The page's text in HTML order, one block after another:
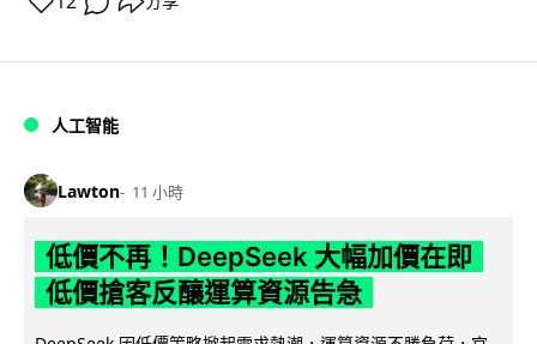
人工智能
Lawton 11 小時
低價不再！DeepSeek 大幅加價在即
低價搶客反釀運算資源告急